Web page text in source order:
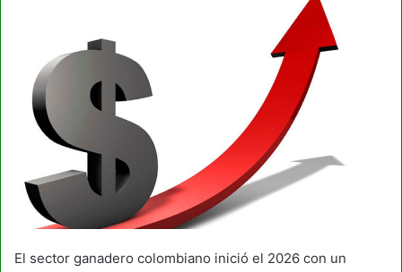
El sector ganadero colombiano inició el 2026 con un